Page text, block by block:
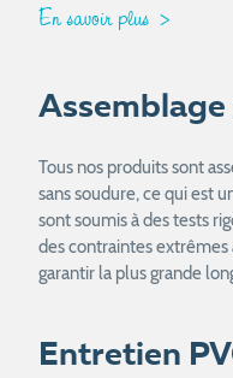
En savoir plus
Tous nos produits sont
sans soudure, ce qui est
sont soumis à des tests
des contraintes extrêmes
garantir la plus grande
Entretien